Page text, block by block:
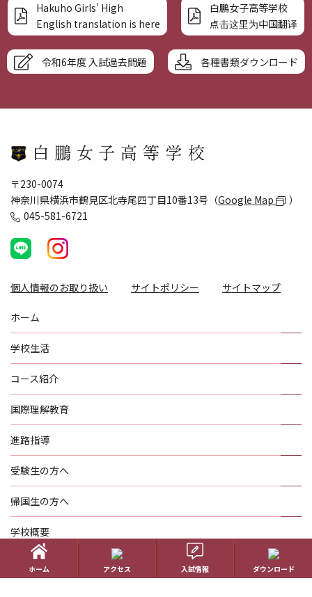
Hakuho Girls’ High
English translation is here
白鵬女子高等学校
点击这里为中国翻译
令和6年度 入試過去問題 各種書類ダウンロード
〒230-0074
神奈川県横浜市鶴見区北寺尾四丁目10番13号（Google Map
）
045-581-6721
個人情報のお取り扱い サイトポリシー サイトマップ
ホーム
学校生活
コース紹介
国際理解教育
進路指導
受験生の方へ
帰国生の方へ
学校概要
在校生の方へ
ホーム アクセス 入試情報 ダウンロード